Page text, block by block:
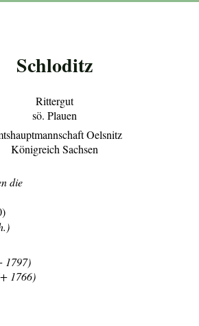
Schloditz
Rittergut
sö. Plauen
Oelsnitz
Königreich Sachsen
die
1797)
1766)